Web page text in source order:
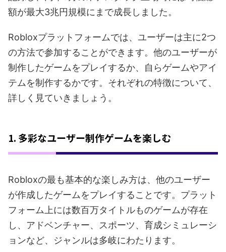
額が最大3兆円規模にまで成長しました。
Robloxプラットフォームでは、ユーザーは主に2つ
の方法で参加することができます。他のユーザーが
制作したゲームをプレイするか、自らゲームやアイ
テムを制作するかです。それぞれの特徴について、
詳しく見ていきましょう。
1. 多彩なユーザー制作ゲームを楽しむ
Robloxの最も基本的な楽しみ方は、他のユーザー
が作成したゲームをプレイすることです。プラット
フォーム上には数百万タイトルものゲームが存在
し、アドベンチャー、スポーツ、育成シミュレーシ
ョンなど、ジャンルは多岐にわたります。